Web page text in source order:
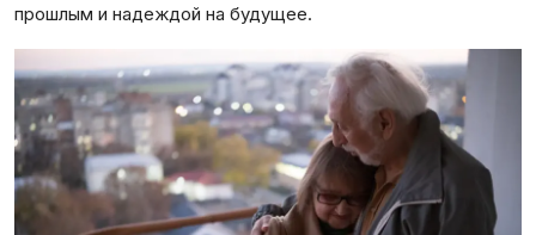
прошлым и надеждой на будущее.